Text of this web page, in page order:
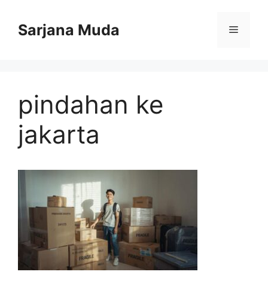
Sarjana Muda Menu
pindahan ke
jakarta